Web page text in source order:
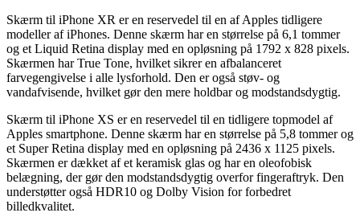
Skærm til iPhone XR er en reservedel til en af Apples tidligere
modeller af iPhones. Denne skærm har en størrelse på 6,1 tommer
og et Liquid Retina display med en opløsning på 1792 x 828 pixels.
Skærmen har True Tone, hvilket sikrer en afbalanceret
farvegengivelse i alle lysforhold. Den er også støv- og
vandafvisende, hvilket gør den mere holdbar og modstandsdygtig.
Skærm til iPhone XS er en reservedel til en tidligere topmodel af
Apples smartphone. Denne skærm har en størrelse på 5,8 tommer og
et Super Retina display med en opløsning på 2436 x 1125 pixels.
Skærmen er dækket af et keramisk glas og har en oleofobisk
belægning, der gør den modstandsdygtig overfor fingeraftryk. Den
understøtter også HDR10 og Dolby Vision for forbedret
billedkvalitet.